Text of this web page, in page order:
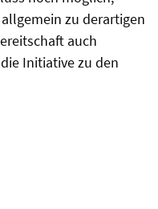
zu derartigen
auch
Initiative zu den